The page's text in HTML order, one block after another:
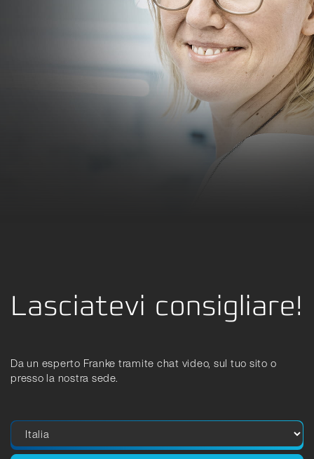
Lasciatevi consigliare!
Da un esperto Franke tramite chat video, sul tuo sito o
presso la nostra sede.